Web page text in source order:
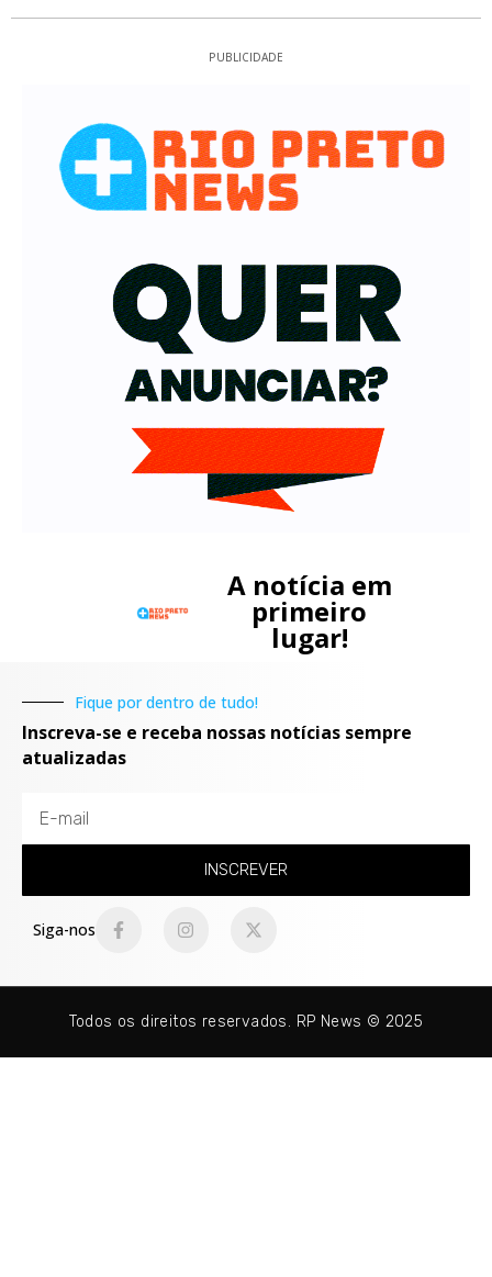
PUBLICIDADE
A notícia em
primeiro
lugar!
Fique por dentro de tudo!
Inscreva-se e receba nossas notícias sempre
atualizadas
INSCREVER
Siga-nos
Todos os direitos reservados. RP News © 2025